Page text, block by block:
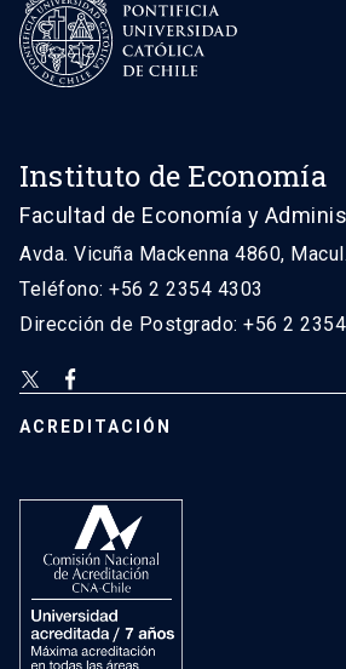
Instituto de Economía
Facultad de Economía y
Avda. Vicuña Mackenna 4860,
Teléfono: +56 2 2354 4303
Dirección de Postgrado: +56 2
ACREDITACIÓN